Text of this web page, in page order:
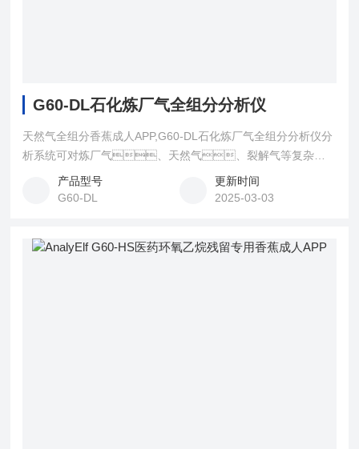
G60-DL石化炼厂气全组分分析仪
天然气全组分香蕉成人APP,G60-DL石化炼厂气全组分分析仪分
析系统可对炼厂气、天然气、裂解气等复杂的
工业气体中的组分进行检测，也同样适合要求分离
H2、N2、O2、CO2、
产品型号
G60-DL
更新时间
2025-03-03